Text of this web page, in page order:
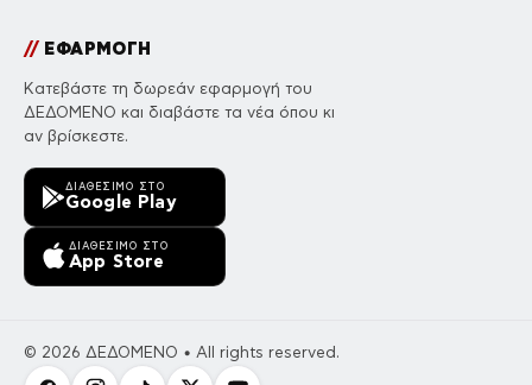
//ΕΦΑΡΜΟΓΗ
Κατεβάστε τη δωρεάν εφαρμογή του
ΔΕΔΟΜΕΝΟ και διαβάστε τα νέα όπου κι
αν βρίσκεστε.
ΔΙΑΘΈΣΙΜΟ ΣΤΟ
Google Play
ΔΙΑΘΈΣΙΜΟ ΣΤΟ
App Store
© 2026 ΔΕΔΟΜΕΝΟ • All rights reserved.